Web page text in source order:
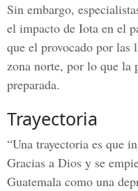
Sin embargo,
el impacto de Iota en el
que el provocado por
zona norte, por lo que la
preparada.
Trayectoria
“Una trayectoria es que
Gracias a Dios y se
Guatemala como una